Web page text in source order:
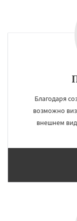
Благодаря
возможно
внешнем